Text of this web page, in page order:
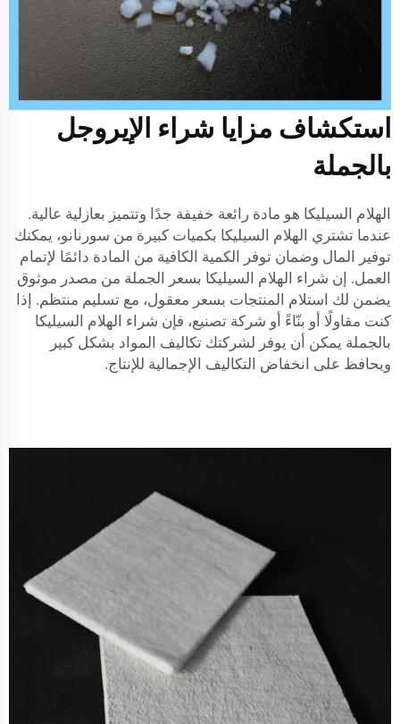
استكشاف مزايا شراء الإيروجل
بالجملة
الهلام السيليكا هو مادة رائعة خفيفة جدًا وتتميز بعازلية عالية.
عندما تشتري الهلام السيليكا بكميات كبيرة من سورنانو، يمكنك
توفير المال وضمان توفر الكمية الكافية من المادة دائمًا لإتمام
العمل. إن شراء الهلام السيليكا بسعر الجملة من مصدر موثوق
يضمن لك استلام المنتجات بسعر معقول، مع تسليم منتظم. إذا
كنت مقاولًا أو بنّاءً أو شركة تصنيع، فإن شراء الهلام السيليكا
بالجملة يمكن أن يوفر لشركتك تكاليف المواد بشكل كبير
ويحافظ على انخفاض التكاليف الإجمالية للإنتاج.